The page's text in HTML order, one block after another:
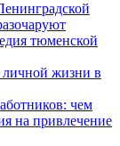
тюменской
личной жизни в
чем
на привлечение